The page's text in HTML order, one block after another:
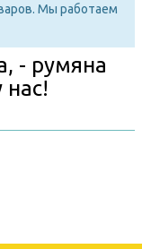
Мы работаем
- румяна
нас!